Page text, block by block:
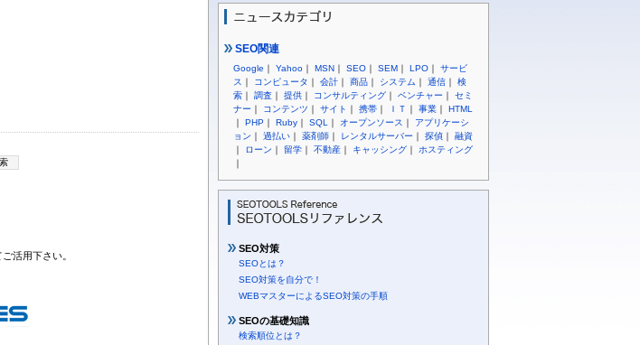
活用下さい。
SEO関連
Google ｜ Yahoo ｜ MSN ｜ SEO ｜ SEM ｜ LPO ｜ サービ
ス ｜ コンピュータ ｜ 会計 ｜ 商品 ｜ システム ｜ 通信 ｜ 検
索 ｜ 調査 ｜ 提供 ｜ コンサルティング ｜ ベンチャー ｜ セミ
ナー ｜ コンテンツ ｜ サイト ｜ 携帯 ｜ ＩＴ ｜ 事業 ｜ HTML
｜ PHP ｜ Ruby ｜ SQL ｜ オープンソース ｜ アプリケーシ
ョン ｜ 過払い ｜ 薬剤師 ｜ レンタルサーバー ｜ 探偵 ｜ 融資
｜ ローン ｜ 留学 ｜ 不動産 ｜ キャッシング ｜ ホスティング
｜
SEO対策
SEOとは？
SEO対策を自分で！
WEBマスターによるSEO対策の手順
SEOの基礎知識
検索順位とは？